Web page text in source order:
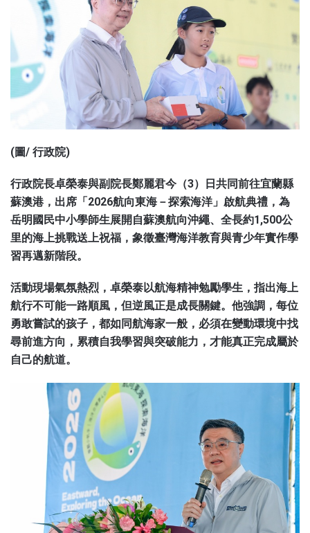
(圖/ 行政院)
行政院長卓榮泰與副院長鄭麗君今（3）日共同前往宜蘭縣
蘇澳港，出席「2026航向東海－探索海洋」啟航典禮，為
岳明國民中小學師生展開自蘇澳航向沖繩、全長約1,500公
里的海上挑戰送上祝福，象徵臺灣海洋教育與青少年實作學
習再邁新階段。
活動現場氣氛熱烈，卓榮泰以航海精神勉勵學生，指出海上
航行不可能一路順風，但逆風正是成長關鍵。他強調，每位
勇敢嘗試的孩子，都如同航海家一般，必須在變動環境中找
尋前進方向，累積自我學習與突破能力，才能真正完成屬於
自己的航道。